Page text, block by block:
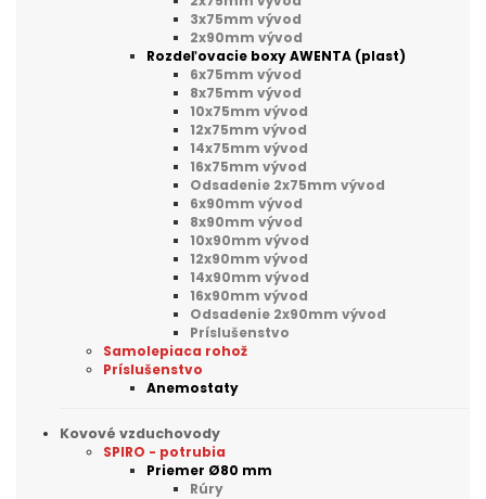
3x75mm vývod
2x90mm vývod
Rozdeľovacie boxy AWENTA (plast)
6x75mm vývod
8x75mm vývod
10x75mm vývod
12x75mm vývod
14x75mm vývod
16x75mm vývod
Odsadenie 2x75mm vývod
6x90mm vývod
8x90mm vývod
10x90mm vývod
12x90mm vývod
14x90mm vývod
16x90mm vývod
Odsadenie 2x90mm vývod
Príslušenstvo
Samolepiaca rohož
Príslušenstvo
Anemostaty
Kovové vzduchovody
SPIRO - potrubia
Priemer Ø80 mm
Rúry